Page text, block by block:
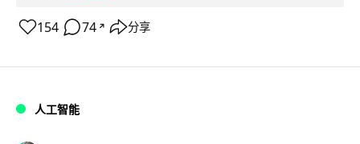
154 74 ↗ 分享
人工智能